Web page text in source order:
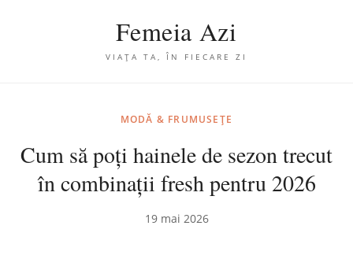
Femeia Azi
VIAȚA TA, ÎN FIECARE ZI
MODĂ & FRUMUSEȚE
Cum să poți hainele de sezon trecut
în combinații fresh pentru 2026
19 mai 2026